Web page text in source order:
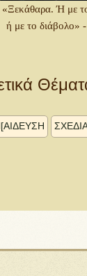
«Ξεκάθαρα. Ή με
ή με το διάβολο»